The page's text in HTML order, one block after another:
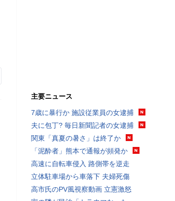
主要ニュース
7歳に暴行か 施設従業員の女逮捕
夫に包丁? 毎日新聞記者の女逮捕
関東「真夏の暑さ」は終了か
「泥酔者」熊本で通報が頻発か
高速に自転車侵入 路側帯を逆走
立体駐車場から車落下 夫婦死傷
高市氏のPV風視察動画 立憲激怒